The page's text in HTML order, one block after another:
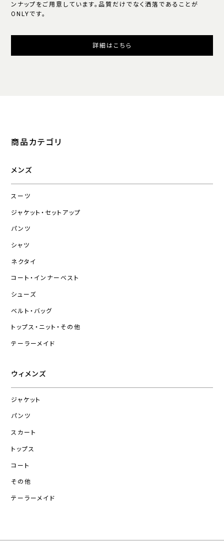
ンナップをご用意しています。品質だけでなく洒落であることが
ONLYです。
詳細はこちら
商品カテゴリ
メンズ
スーツ
ジャケット・セットアップ
パンツ
シャツ
ネクタイ
コート・インナーベスト
シューズ
ベルト・バッグ
トップス・ニット・その他
テーラーメイド
ウィメンズ
ジャケット
パンツ
スカート
トップス
コート
その他
テーラーメイド